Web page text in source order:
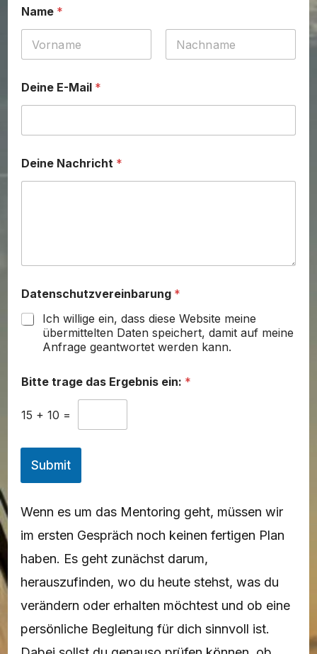
Name *
Deine E-Mail *
Deine Nachricht *
Datenschutzvereinbarung *
Ich willige ein, dass diese Website meine
übermittelten Daten speichert, damit auf meine
Anfrage geantwortet werden kann.
D
i
*
Bitte trage das Ergebnis ein: *
15 + 10 =
Submit
Wenn es um das Mentoring geht, müssen wir
im ersten Gespräch noch keinen fertigen Plan
haben. Es geht zunächst darum,
herauszufinden, wo du heute stehst, was du
verändern oder erhalten möchtest und ob eine
persönliche Begleitung für dich sinnvoll ist.